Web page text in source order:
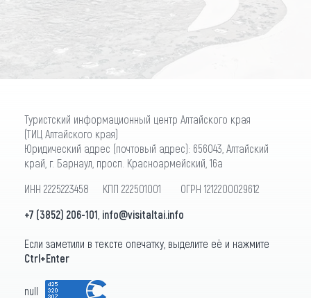
ПОДПИСАТЬСЯ
Туристский информационный центр Алтайского края
(ТИЦ Алтайского края)
Юридический адрес (почтовый адрес): 656043, Алтайский
край, г. Барнаул, просп. Красноармейский, 16а
ИНН 2225223458 КПП 222501001 ОГРН 1212200029612
+7 (3852) 206-101 info@visitaltai.info
Если заметили в тексте опечатку, выделите её и нажмите
Ctrl+Enter
null